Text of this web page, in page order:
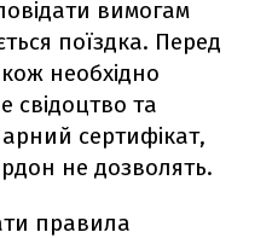
вимогам
поїздка. Перед
необхідно
свідоцтво та
сертифікат,
не дозволять.
правила